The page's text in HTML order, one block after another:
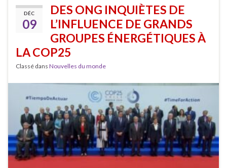
DÉC
09
DES ONG INQUIÈTES DE
L’INFLUENCE DE GRANDS
GROUPES ÉNERGÉTIQUES À
LA COP25
Classé dans Nouvelles du monde